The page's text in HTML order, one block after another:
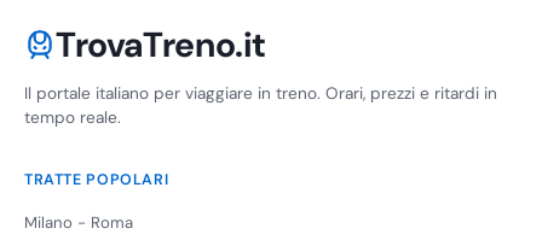
TrovaTreno.it
Il portale italiano per viaggiare in treno. Orari, prezzi e ritardi in
tempo reale.
TRATTE POPOLARI
Milano - Roma